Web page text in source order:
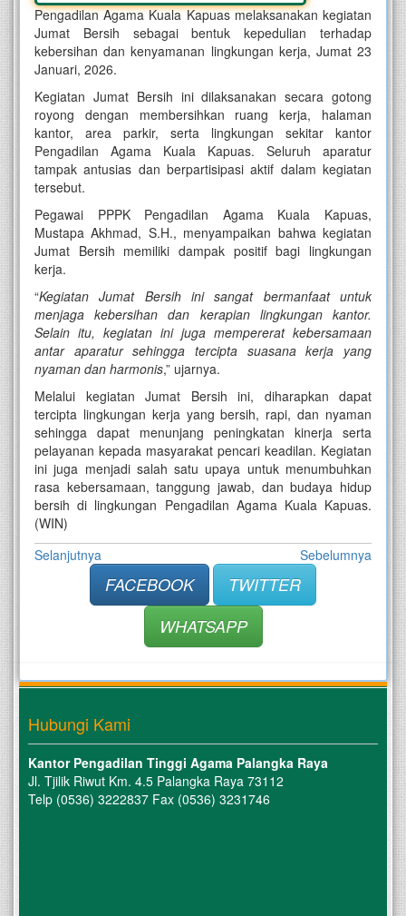
Pengadilan Agama Kuala Kapuas melaksanakan kegiatan
Jumat Bersih sebagai bentuk kepedulian terhadap
kebersihan dan kenyamanan lingkungan kerja, Jumat 23
Januari, 2026.
Kegiatan Jumat Bersih ini dilaksanakan secara gotong
royong dengan membersihkan ruang kerja, halaman
kantor, area parkir, serta lingkungan sekitar kantor
Pengadilan Agama Kuala Kapuas. Seluruh aparatur
tampak antusias dan berpartisipasi aktif dalam kegiatan
tersebut.
Pegawai PPPK Pengadilan Agama Kuala Kapuas,
Mustapa Akhmad, S.H., menyampaikan bahwa kegiatan
Jumat Bersih memiliki dampak positif bagi lingkungan
kerja.
“Kegiatan Jumat Bersih ini sangat bermanfaat untuk
menjaga kebersihan dan kerapian lingkungan kantor.
Selain itu, kegiatan ini juga mempererat kebersamaan
antar aparatur sehingga tercipta suasana kerja yang
nyaman dan harmonis,” ujarnya.
Melalui kegiatan Jumat Bersih ini, diharapkan dapat
tercipta lingkungan kerja yang bersih, rapi, dan nyaman
sehingga dapat menunjang peningkatan kinerja serta
pelayanan kepada masyarakat pencari keadilan. Kegiatan
ini juga menjadi salah satu upaya untuk menumbuhkan
rasa kebersamaan, tanggung jawab, dan budaya hidup
bersih di lingkungan Pengadilan Agama Kuala Kapuas.
(WIN)
Selanjutnya
Sebelumnya
FACEBOOK
TWITTER
WHATSAPP
Hubungi Kami
Kantor Pengadilan Tinggi Agama Palangka Raya
Jl. Tjilik Riwut Km. 4.5 Palangka Raya 73112
Telp (0536) 3222837 Fax (0536) 3231746